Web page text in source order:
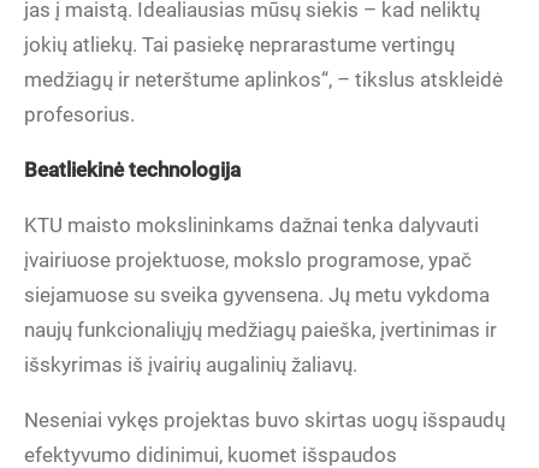
jas į maistą. Idealiausias mūsų siekis – kad neliktų
jokių atliekų. Tai pasiekę neprarastume vertingų
medžiagų ir neterštume aplinkos“, – tikslus atskleidė
profesorius.
Beatliekinė technologija
KTU maisto mokslininkams dažnai tenka dalyvauti
įvairiuose projektuose, mokslo programose, ypač
siejamuose su sveika gyvensena. Jų metu vykdoma
naujų funkcionaliųjų medžiagų paieška, įvertinimas ir
išskyrimas iš įvairių augalinių žaliavų.
Neseniai vykęs projektas buvo skirtas uogų išspaudų
efektyvumo didinimui, kuomet išspaudos